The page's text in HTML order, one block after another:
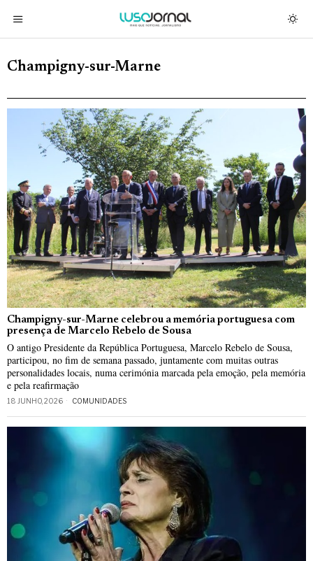
Champigny-sur-Marne
Champigny-sur-Marne celebrou a memória portuguesa com
presença de Marcelo Rebelo de Sousa
O antigo Presidente da República Portuguesa, Marcelo Rebelo de Sousa,
participou, no fim de semana passado, juntamente com muitas outras
personalidades locais, numa cerimónia marcada pela emoção, pela memória
e pela reafirmação
18 JUNHO, 2026 COMUNIDADES